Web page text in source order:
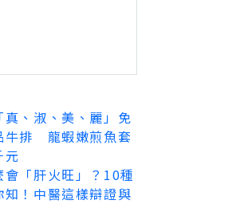
真、淑、美、麗」免
牛排 龍蝦嫩煎魚套
元
會「肝火旺」？10種
知！中醫這樣辯證與